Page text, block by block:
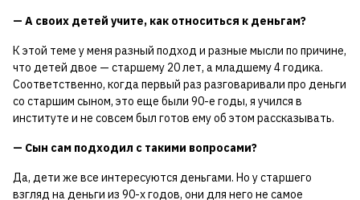
— А своих детей учите, как относиться к деньгам?
К этой теме у меня разный подход и разные мысли по причине,
что детей двое — старшему 20 лет, а младшему 4 годика.
Соответственно, когда первый раз разговаривали про деньги
со старшим сыном, это еще были 90-е годы, я учился в
институте и не совсем был готов ему об этом рассказывать.
— Сын сам подходил с такими вопросами?
Да, дети же все интересуются деньгами. Но у старшего
взгляд на деньги из 90-х годов, они для него не самое